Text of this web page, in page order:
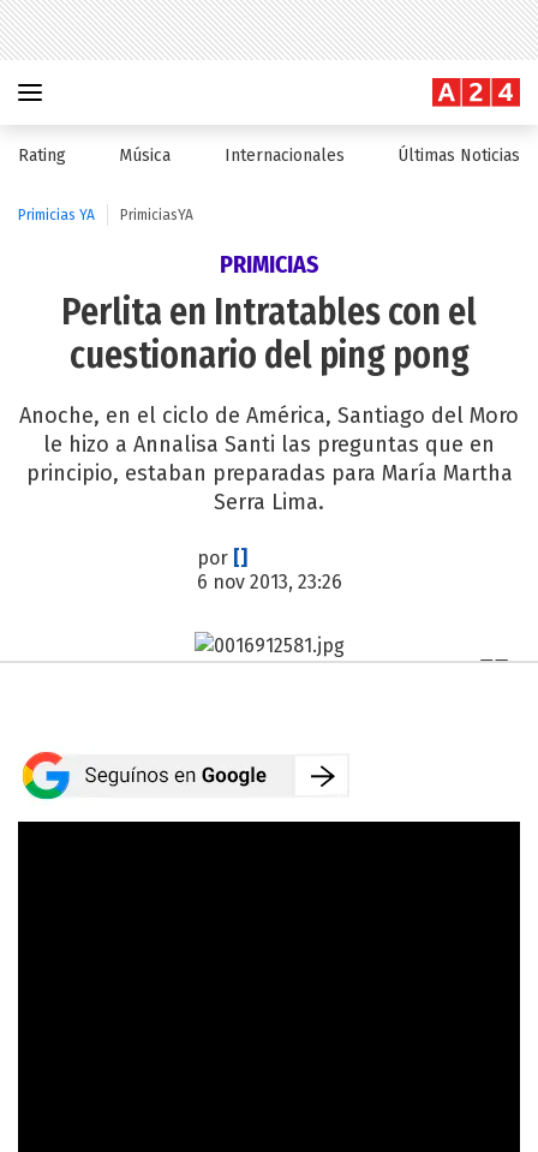
Rating Música Internacionales Últimas Noticias
Primicias YA PrimiciasYA
PRIMICIAS
Perlita en Intratables con el
cuestionario del ping pong
Anoche, en el ciclo de América, Santiago del Moro
le hizo a Annalisa Santi las preguntas que en
principio, estaban preparadas para María Martha
Serra Lima.
por []
6 nov 2013, 23:26